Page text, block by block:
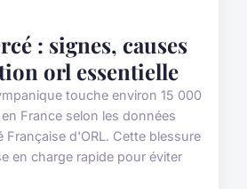
: signes, causes
orl essentielle
touche environ 15 000
France selon les données
Française d'ORL. Cette blessure
en charge rapide pour éviter